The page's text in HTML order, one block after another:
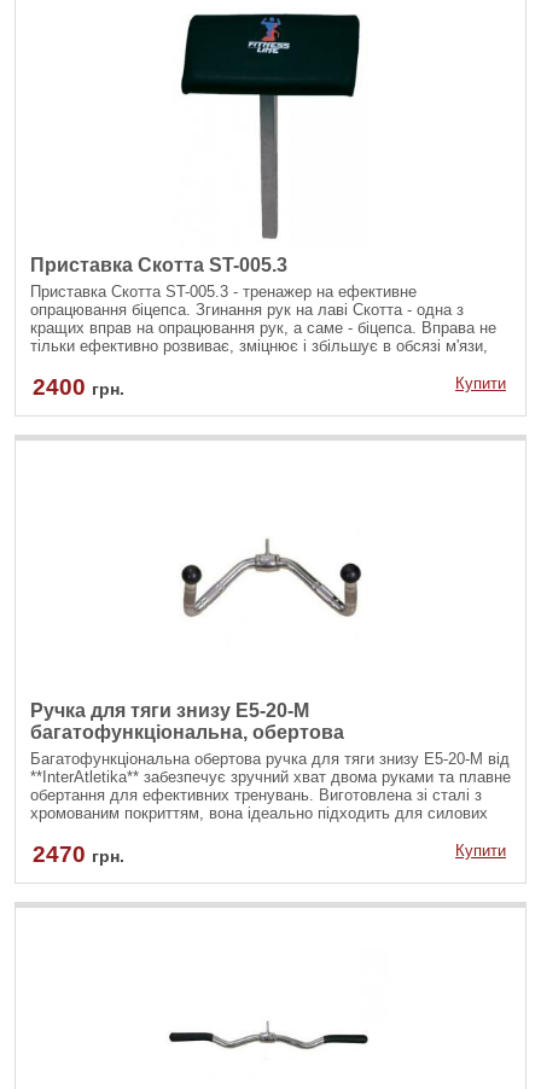
Приставка Скотта ST-005.3
Приставка Скотта ST-005.3 - тренажер на ефективне
опрацювання біцепса. Згинання рук на лаві Скотта - одна з
кращих вправ на опрацювання рук, а саме - біцепса. Вправа не
тільки ефективно розвиває, зміцнює і збільшує в обсязі м'язи,
2400 грн. Купити
Ручка для тяги знизу E5-20-M
багатофункціональна, обертова
Багатофункціональна обертова ручка для тяги знизу E5-20-M від
**InterAtletika** забезпечує зручний хват двома руками та плавне
обертання для ефективних тренувань. Виготовлена зі сталі з
хромованим покриттям, вона ідеально підходить для силових
2470 грн. Купити